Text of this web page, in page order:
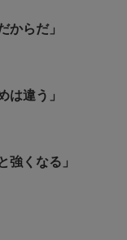
からだ」
は違う」
強くなる」